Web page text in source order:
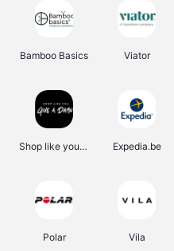
Bamboo Basics Viator
Shop like you Give A Damn Expedia.be
Polar Vila